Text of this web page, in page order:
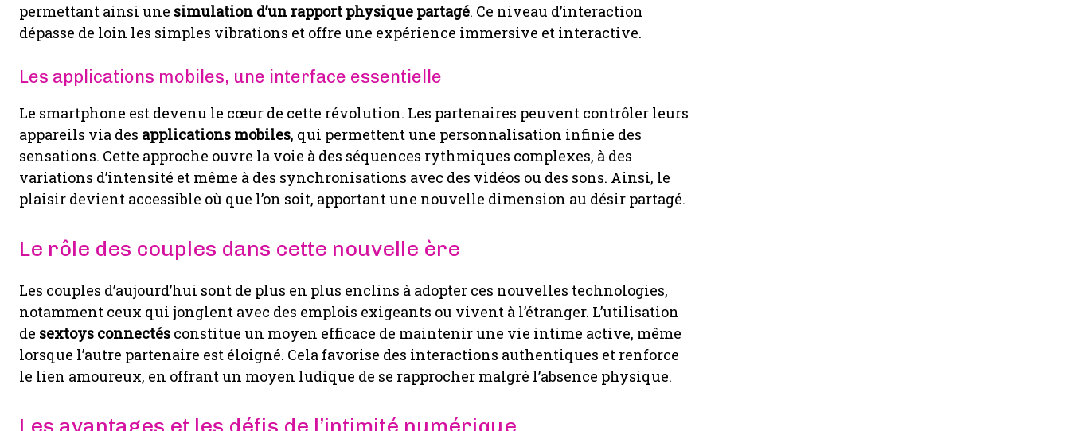
permettant ainsi une simulation d’un rapport physique partagé. Ce niveau d’interaction
dépasse de loin les simples vibrations et offre une expérience immersive et interactive.
Les applications mobiles, une interface essentielle
Le smartphone est devenu le cœur de cette révolution. Les partenaires peuvent contrôler leurs
appareils via des applications mobiles, qui permettent une personnalisation infinie des
sensations. Cette approche ouvre la voie à des séquences rythmiques complexes, à des
variations d’intensité et même à des synchronisations avec des vidéos ou des sons. Ainsi, le
plaisir devient accessible où que l’on soit, apportant une nouvelle dimension au désir partagé.
Le rôle des couples dans cette nouvelle ère
Les couples d’aujourd’hui sont de plus en plus enclins à adopter ces nouvelles technologies,
notamment ceux qui jonglent avec des emplois exigeants ou vivent à l’étranger. L’utilisation
de sextoys connectés constitue un moyen efficace de maintenir une vie intime active, même
lorsque l’autre partenaire est éloigné. Cela favorise des interactions authentiques et renforce
le lien amoureux, en offrant un moyen ludique de se rapprocher malgré l’absence physique.